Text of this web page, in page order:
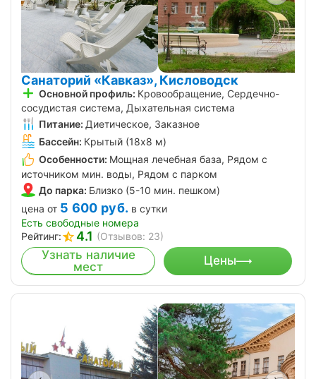
Санаторий «Кавказ», Кисловодск
Основной профиль: Кровообращение, Сердечно-
сосудистая система, Дыхательная система
Питание: Диетическое, Заказное
Бассейн: Крытый (18х8 м)
Особенности: Мощная лечебная база, Рядом с
источником мин. воды, Рядом с парком
До парка: Близко (5-10 мин. пешком)
цена от 5 600 руб. в сутки
Есть свободные номера
Рейтинг:
4.1 (Отзывов: 23)
Узнать наличие
мест
Цены